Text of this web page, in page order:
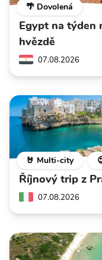
🌴 Dovolená
Egypt na týden
hvězdě
07.08.2026
🤘 Multi-city
Říjnový trip z
07.08.2026